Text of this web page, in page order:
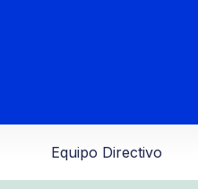
Equipo Directivo